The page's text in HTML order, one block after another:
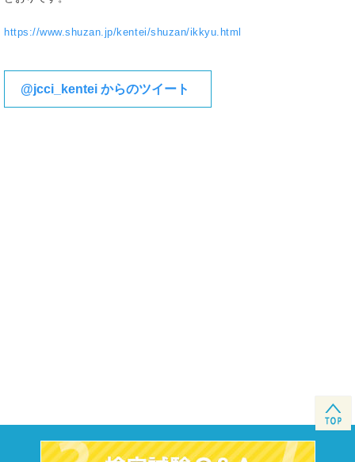
https://www.shuzan.jp/kentei/shuzan/ikkyu.html
@jcci_kentei からのツイート